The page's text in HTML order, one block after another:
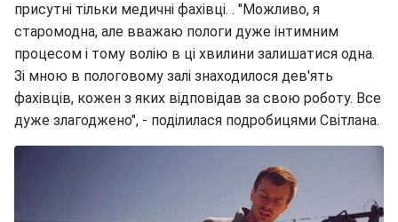
присутні тільки медичні фахівці. . "Можливо, я
старомодна, але вважаю пологи дуже інтимним
процесом і тому волію в ці хвилини залишатися одна.
Зі мною в пологовому залі знаходилося дев'ять
фахівців, кожен з яких відповідав за свою роботу. Все
дуже злагоджено", - поділилася подробицями Світлана.